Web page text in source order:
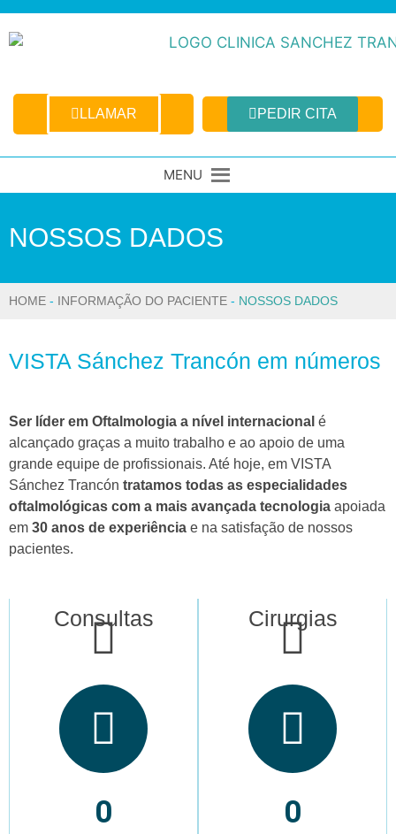
LLAMAR PEDIR CITA
MENU
NOSSOS DADOS
HOME - INFORMAÇÃO DO PACIENTE - NOSSOS DADOS
VISTA Sánchez Trancón em números
Ser líder em Oftalmologia a nível internacional é
alcançado graças a muito trabalho e ao apoio de uma
grande equipe de profissionais. Até hoje, em VISTA
Sánchez Trancón tratamos todas as especialidades
oftalmológicas com a mais avançada tecnologia apoiada
em 30 anos de experiência e na satisfação de nossos
pacientes.
Consultas
0
Cirurgias
0